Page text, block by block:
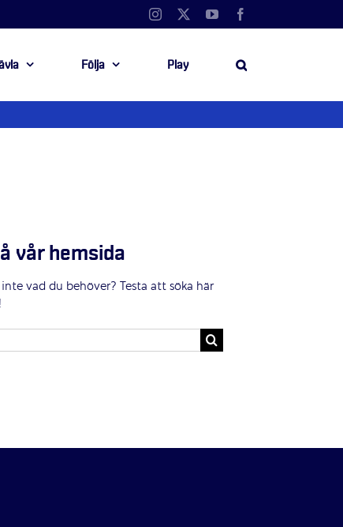
Instagram YouTube
Följa Play
vår hemsida
vad du behöver? Testa att söka här